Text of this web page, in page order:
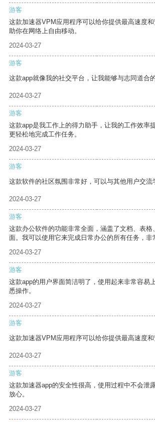
游客
这款加速器VPM应用程序可以给你提供最高速度
助你在网络上自由移动。
2024-03-27
游客
这款app就像我的社交平台，让我能够与志同道合
2024-03-27
游客
这款app是我工作上的得力助手，让我的工作效率
更轻松地完成工作任务。
2024-03-27
游客
这款软件的社区氛围非常好，可以与其他用户交流
2024-03-27
游客
这款办公软件的功能非常全面，涵盖了文档、表格
面。我可以使用它来完成日常办公的所有任务，非
2024-03-27
游客
这款app的用户界面简洁明了，使用起来非常容易
悉操作。
2024-03-27
游客
这款加速器VPM应用程序可以给你提供最高速度和
2024-03-27
游客
这款加速器app的安全性很高，使用过程中不会泄
放心。
2024-03-27